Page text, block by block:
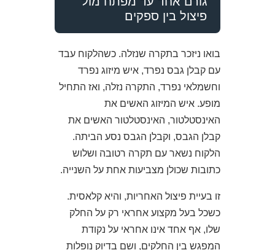
פיצול בין ספקים
בואו ניזכר בתקרה שנזלה. כשהלקוח עבד
עם קבלן גבס נפרד, איש מיזוג נפרד
וחשמלאי נפרד, התקרה נזלה, ואז התחיל
מופע. איש המיזוג האשים את
האינסטלטור, האינסטלטור האשים את
קבלן הגבס, וקבלן הגבס נסע הביתה.
הלקוח נשאר עם תקרה רטובה ושלוש
כתובות שכולן מצביעות אחת על השנייה.
זו בעיית פיצול האחריות, והיא קלאסית.
כשכל בעל מקצוע אחראי רק על החלק
שלו, אף אחד אינו אחראי על נקודת
המפגש בין החלקים, ושם בדיוק נופלות